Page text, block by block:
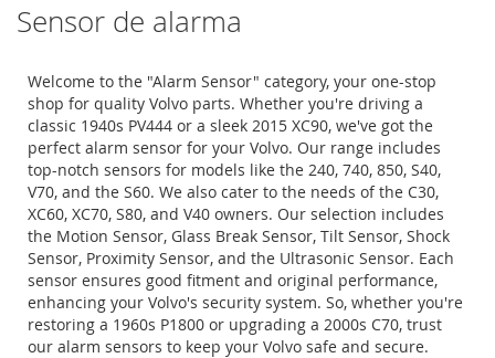
Sensor de alarma
Welcome to the "Alarm Sensor" category, your one-stop
shop for quality Volvo parts. Whether you're driving a
classic 1940s PV444 or a sleek 2015 XC90, we've got the
perfect alarm sensor for your Volvo. Our range includes
top-notch sensors for models like the 240, 740, 850, S40,
V70, and the S60. We also cater to the needs of the C30,
XC60, XC70, S80, and V40 owners. Our selection includes
the Motion Sensor, Glass Break Sensor, Tilt Sensor, Shock
Sensor, Proximity Sensor, and the Ultrasonic Sensor. Each
sensor ensures good fitment and original performance,
enhancing your Volvo's security system. So, whether you're
restoring a 1960s P1800 or upgrading a 2000s C70, trust
our alarm sensors to keep your Volvo safe and secure.